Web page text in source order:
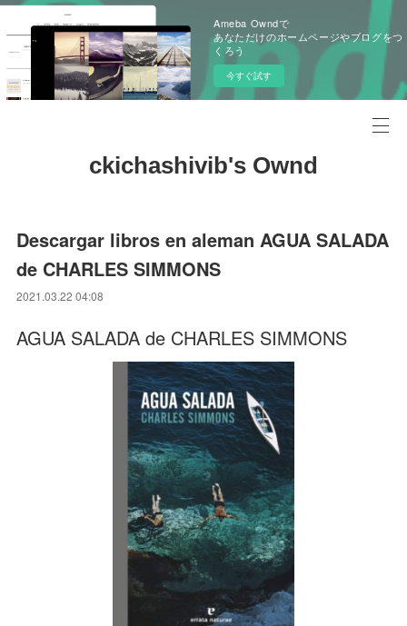
Ameba Owndで
あなただけのホームページやブログをつ
くろう
今すぐ試す
ckichashivib's Ownd
Descargar libros en aleman AGUA SALADA
de CHARLES SIMMONS
2021.03.22 04:08
AGUA SALADA de CHARLES SIMMONS